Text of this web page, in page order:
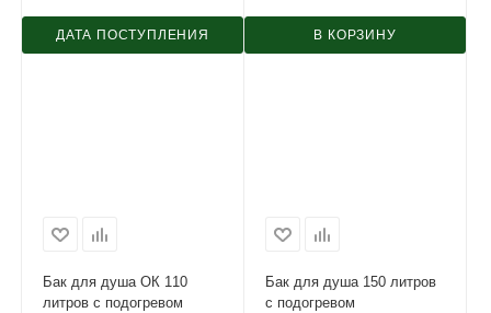
ДАТА ПОСТУПЛЕНИЯ В КОРЗИНУ
Бак для душа ОК 110
литров с подогревом
Бак для душа 150 литров
с подогревом